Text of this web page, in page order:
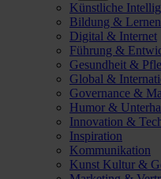
Künstliche
Bildung & Lernen
Digital & Internet
Führung &
Gesundheit &
Global &
Governance &
Humor &
Innovation &
Inspiration
Kommunikation
Kunst Kultur &